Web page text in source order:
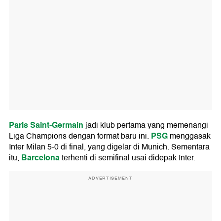
Paris Saint-Germainjadi klub pertama yang memenangi
Liga Champions dengan format baru ini. PSGmenggasak
Inter Milan 5-0 di final, yang digelar di Munich. Sementara
itu, Barcelonaterhenti di semifinal usai didepak Inter.
ADVERTISEMENT